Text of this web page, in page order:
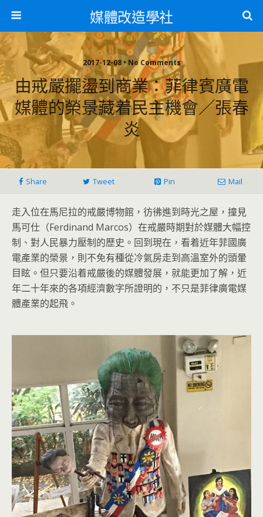
媒體改造學社
2017-12-08 • No Comments
由戒嚴擺盪到商業：菲律賓廣電
媒體的榮景藏着民主機會／張春
炎
Share Tweet Pin Mail
走入位在馬尼拉的戒嚴博物館，彷彿進到時光之屋，撞見
馬可仕（Ferdinand Marcos）在戒嚴時期對於媒體大幅控
制、對人民暴力壓制的歷史。回到現在，看着近年菲國廣
電產業的榮景，則不免有種從冷氣房走到高溫室外的頭暈
目眩。但只要沿着戒嚴後的媒體發展，就能更加了解，近
年二十年來的各項經濟數字所證明的，不只是菲律廣電媒
體產業的起飛。